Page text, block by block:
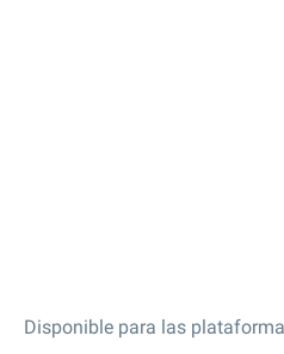
Disponible para las